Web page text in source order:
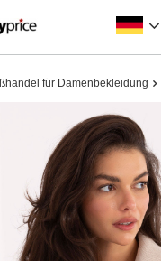
für Damenbekleidung